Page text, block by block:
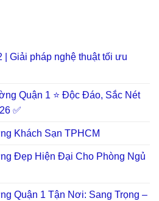
| Giải pháp nghệ thuật tối ưu
Quận 1 ⭐ Độc Đáo, Sắc Nét
✅
Khách Sạn TPHCM
Đẹp Hiện Đại Cho Phòng Ngủ
Quận 1 Tận Nơi: Sang Trọng –